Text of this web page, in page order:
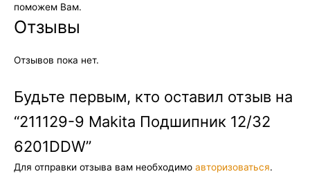
поможем Вам.
Отзывы
Отзывов пока нет.
Будьте первым, кто оставил отзыв на
“211129-9 Makita Подшипник 12/32
6201DDW”
Для отправки отзыва вам необходимо авторизоваться.